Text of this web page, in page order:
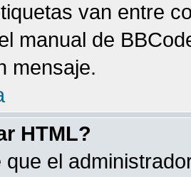
van entre
manual de
mensaje.
HTML?
que el